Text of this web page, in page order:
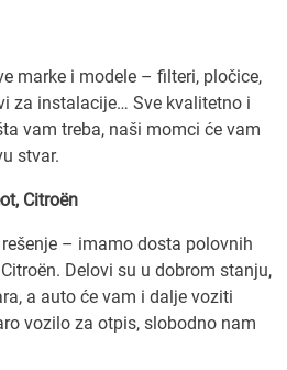
marke i modele – filteri, pločice,
za instalacije… Sve kvalitetno i
vam treba, naši momci će vam
stvar.
Citroën
– imamo dosta polovnih
Delovi su u dobrom stanju,
a auto će vam i dalje voziti
vozilo za otpis, slobodno nam